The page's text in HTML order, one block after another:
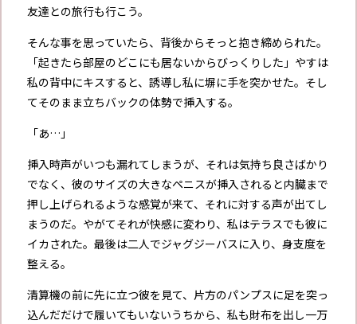
友達との旅行も行こう。
そんな事を思っていたら、背後からそっと抱き締められた。
「起きたら部屋のどこにも居ないからびっくりした」やすは
私の背中にキスすると、誘導し私に塀に手を突かせた。そし
てそのまま立ちバックの体勢で挿入する。
「あ…」
挿入時声がいつも漏れてしまうが、それは気持ち良さばかり
でなく、彼のサイズの大きなペニスが挿入されると内臓まで
押し上げられるような感覚が来て、それに対する声が出てし
まうのだ。やがてそれが快感に変わり、私はテラスでも彼に
イカされた。最後は二人でジャグジーバスに入り、身支度を
整える。
清算機の前に先に立つ彼を見て、片方のパンプスに足を突っ
込んだだけで履いてもいないうちから、私も財布を出し一万